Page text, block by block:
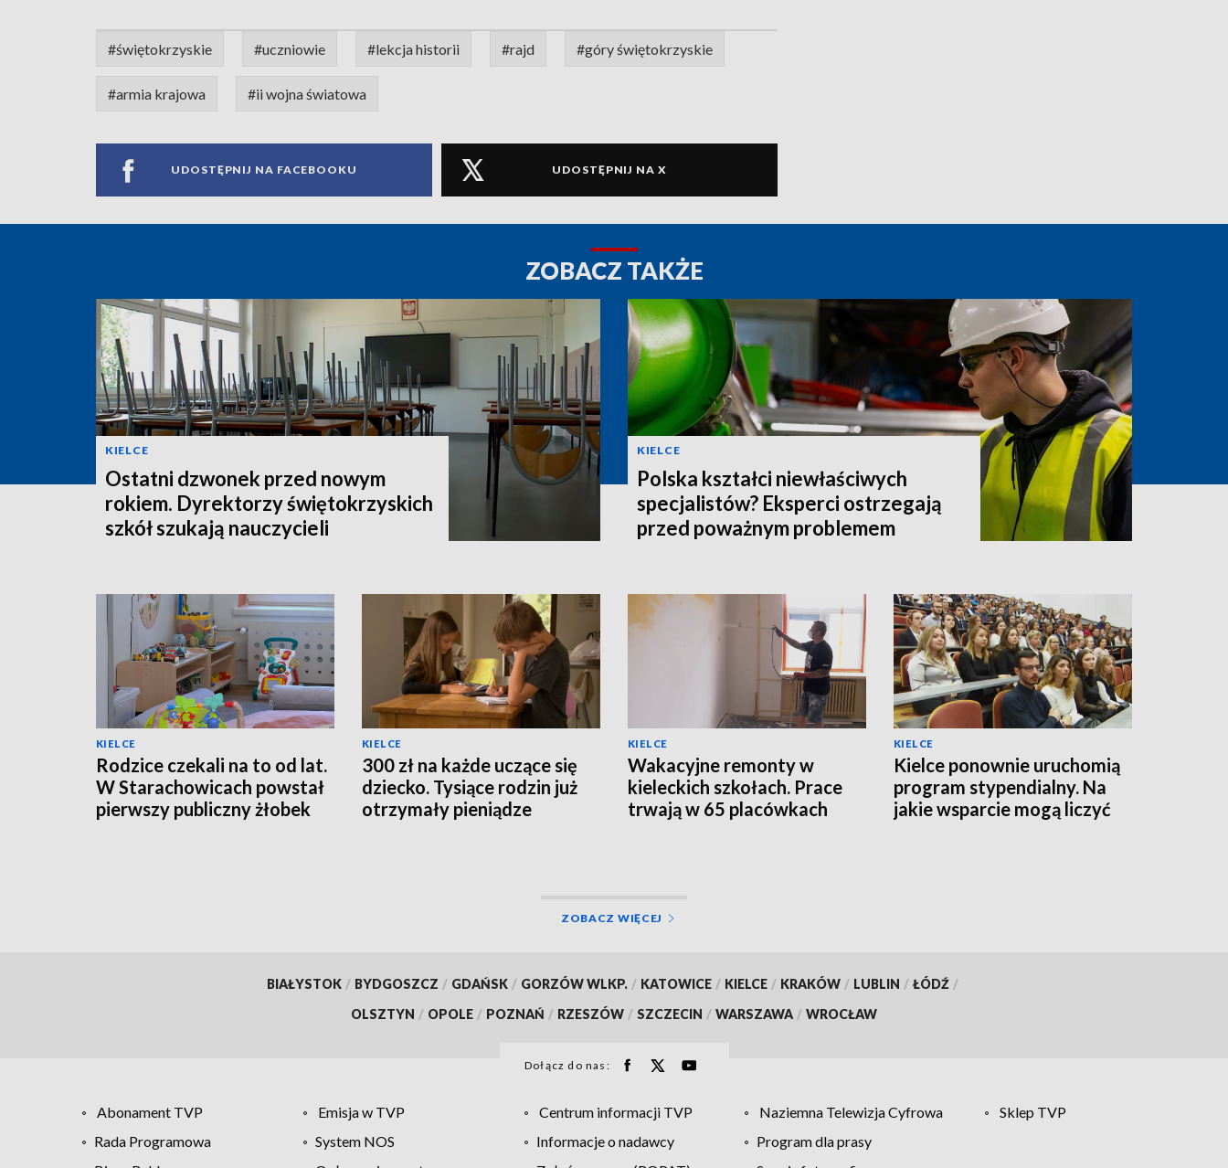
#świętokrzyskie #uczniowie #lekcja historii #rajd #góry świętokrzyskie
#armia krajowa #ii wojna światowa
UDOSTĘPNIJ NA FACEBOOKU UDOSTĘPNIJ NA X
ZOBACZ TAKŻE
KIELCE
Ostatni dzwonek przed nowym
rokiem. Dyrektorzy świętokrzyskich
szkół szukają nauczycieli
KIELCE
Polska kształci niewłaściwych
specjalistów? Eksperci ostrzegają
przed poważnym problemem
KIELCE
Rodzice czekali na to od lat.
W Starachowicach powstał
pierwszy publiczny żłobek
KIELCE
300 zł na każde uczące się
dziecko. Tysiące rodzin już
otrzymały pieniądze
KIELCE
Wakacyjne remonty w
kieleckich szkołach. Prace
trwają w 65 placówkach
KIELCE
Kielce ponownie uruchomią
program stypendialny. Na
jakie wsparcie mogą liczyć
ZOBACZ WIĘCEJ
BIAŁYSTOK / BYDGOSZCZ / GDAŃSK / GORZÓW WLKP. / KATOWICE / KIELCE / KRAKÓW / LUBLIN / ŁÓDŹ /
OLSZTYN / OPOLE / POZNAŃ / RZESZÓW / SZCZECIN / WARSZAWA / WROCŁAW
Dołącz do nas:
Abonament TVP Emisja w TVP Centrum informacji TVP Naziemna Telewizja Cyfrowa
Sklep TVP
Rada Programowa
System NOS Informacje o nadawcy
Program dla prasy